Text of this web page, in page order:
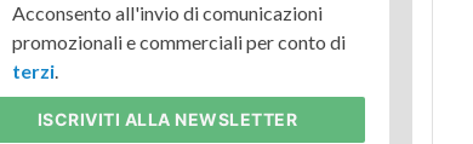
Acconsento all'invio di comunicazioni
promozionali e commerciali per conto di
terzi.
ISCRIVITI ALLA NEWSLETTER